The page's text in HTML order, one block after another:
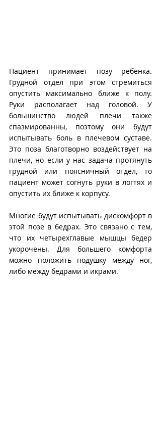
Пациент принимает позу ребенка.
Грудной отдел при этом стремиться
опустить максимально ближе к полу.
Руки располагает над головой. У
большинство людей плечи также
спазмированны, поэтому они будут
испытывать боль в плечевом суставе.
Это поза благотворно воздействует на
плечи, но если у нас задача протянуть
грудной или поясничный отдел, то
пациент может согнуть руки в логтях и
опустить их ближе к корпусу.
Многие будут испытывать дискомфорт в
этой позе в бедрах. Это связано с тем,
что их четырехглавые мышцы бедер
укорочены. Для большего комфорта
можно положить подушку между ног,
либо между бедрами и икрами.